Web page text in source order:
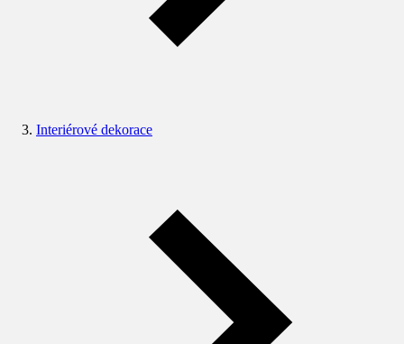
Interiérové dekorace